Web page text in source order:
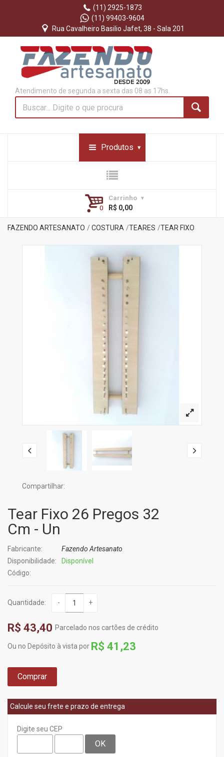
(11) 2925-1873
(11) 99403-9604
Rua Cavalheiro Basilio Jafet, 38 - Sala 201
Atendimento de segunda a sexta das 08 as 17hs.
Produtos
Carrinho
R$ 0,00
FAZENDO ARTESANATO COSTURA TEARES TEAR FIXO
Compartilhar:
Tear Fixo 26 Pregos 32
Cm - Un
Fabricante:
Fazendo Artesanato
Disponibilidade:
Disponível
Código:
Quantidade: - +
R$ 43,40 Parcelado nos cartões de crédito
Ou no Depósito à vista por R$ 41,23
Comprar
Calcule seu frete e prazo de entrega
Digite seu CEP
OK